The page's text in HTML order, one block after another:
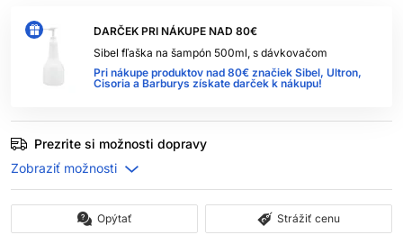
DARČEK PRI NÁKUPE NAD 80€
Sibel fľaška na šampón 500ml, s dávkovačom
Pri nákupe produktov nad 80€ značiek Sibel, Ultron,
Cisoria a Barburys získate darček k nákupu!
Prezrite si možnosti dopravy
Opýtať Strážiť cenu